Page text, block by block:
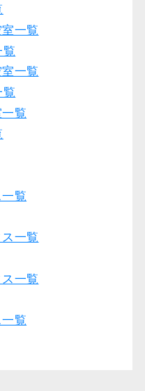
一覧
覧
一覧
覧
覧
覧
一覧
一覧
覧